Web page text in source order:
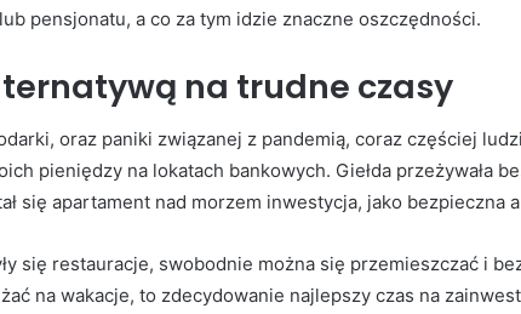
pensjonatu, a co za tym idzie znaczne oszczędności.
na trudne czasy
oraz paniki związanej z pandemią, coraz częściej
pieniędzy na lokatach bankowych. Giełda przeżywała
się apartament nad morzem inwestycja, jako bezpieczna
się restauracje, swobodnie można się przemieszczać i
na wakacje, to zdecydowanie najlepszy czas na